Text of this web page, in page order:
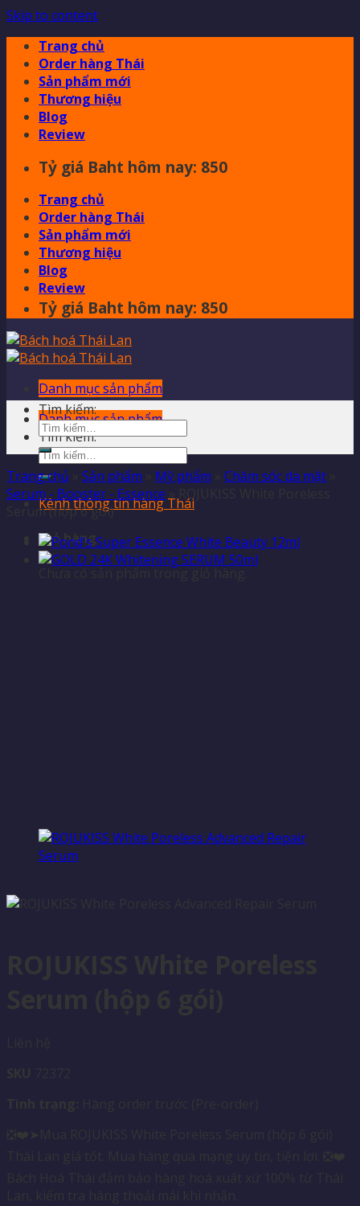
Skip to content
Trang chủ
Order hàng Thái
Sản phẩm mới
Thương hiệu
Blog
Review
Tỷ giá Baht hôm nay: 850
Trang chủ
Order hàng Thái
Sản phẩm mới
Thương hiệu
Blog
Review
Tỷ giá Baht hôm nay: 850
Danh mục sản phẩm
Danh mục sản phẩm
Tìm kiếm:
Kênh thông tin hàng Thái
Giỏ hàng
Chưa có sản phẩm trong giỏ hàng.
Tìm kiếm:
Trang chủ Sản phẩm Mỹ phẩm Chăm sóc da mặt
Serum - Booster - Essence
Serum (hộp 6 gói)